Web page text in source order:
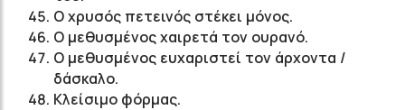
Ο χρυσός πετεινός στέκει μόνος.
Ο μεθυσμένος χαιρετά τον ουρανό.
Ο μεθυσμένος ευχαριστεί τον άρχοντα /
δάσκαλο.
Κλείσιμο φόρμας.